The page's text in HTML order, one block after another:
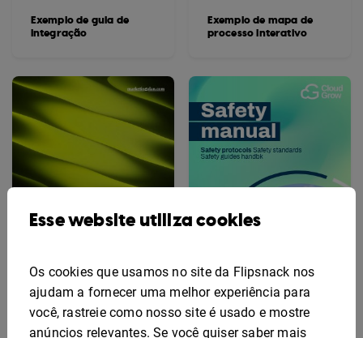
Exemplo de guia de
integração
Exemplo de Plano de
Exemplo de mapa de
processo interativo
Modelo de Manual de
Esse website utiliza cookies
Os cookies que usamos no site da Flipsnack nos
ajudam a fornecer uma melhor experiência para
você, rastreie como nosso site é usado e mostre
anúncios relevantes. Se você quiser saber mais